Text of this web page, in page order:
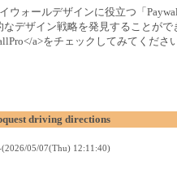
ウォールデザインに役立つ「
デザイン戦略を発見することが
a>をチェックしてみてくださ
driving directions
05/07(Thu) 12:11:40)